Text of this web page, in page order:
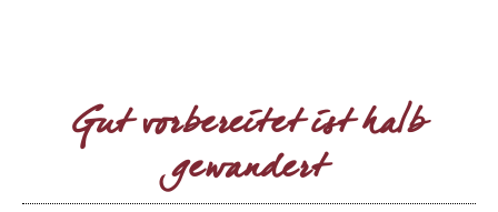
Gut vorbereitet ist halb
gewandert